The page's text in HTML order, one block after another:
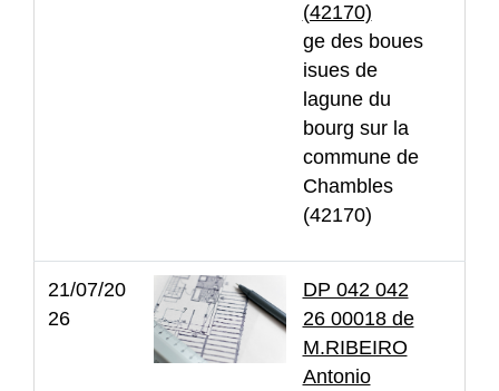
(42170)
ge des boues
isues de
lagune du
bourg sur la
commune de
Chambles
(42170)
21/07/20
26
DP 042 042
26 00018 de
M.RIBEIRO
Antonio